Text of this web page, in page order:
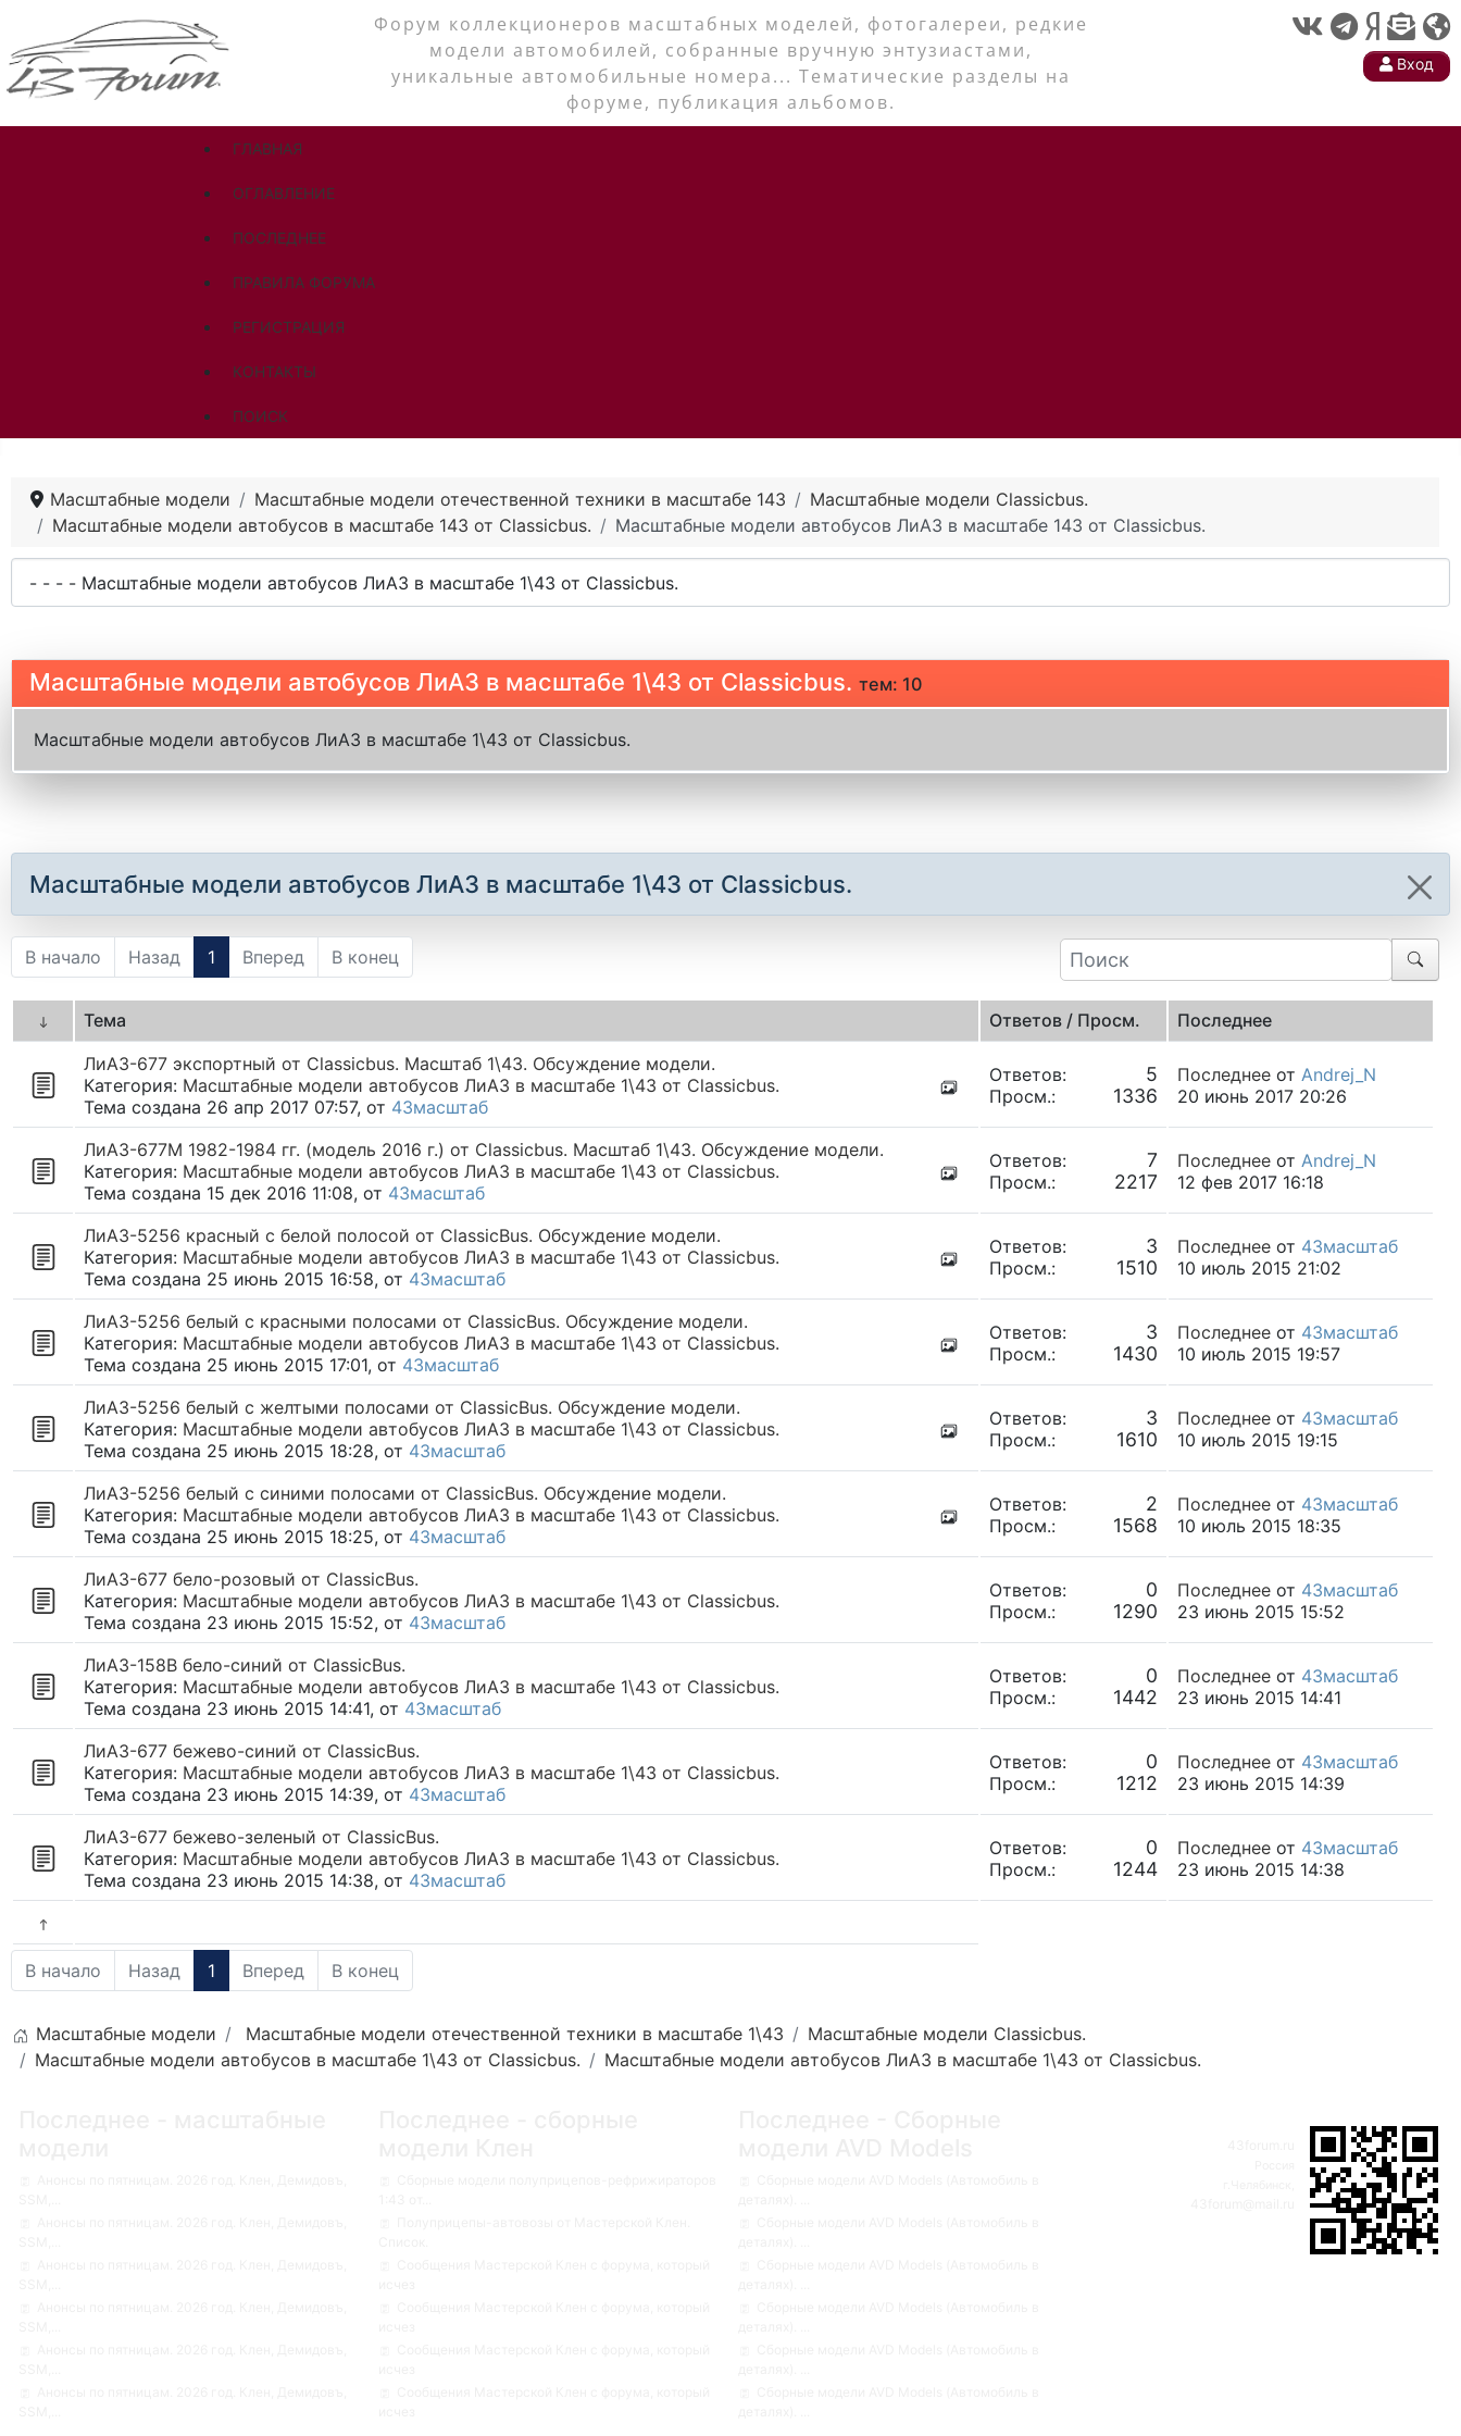
Форум коллекционеров масштабных моделей, фотогалереи, редкие
модели автомобилей, собранные вручную энтузиастами,
уникальные автомобильные номера... Тематические разделы на
форуме, публикация альбомов.
Вход
ГЛАВНАЯ
ОГЛАВЛЕНИЕ
ПОСЛЕДНЕЕ
ПРАВИЛА ФОРУМА
РЕГИСТРАЦИЯ
КОНТАКТЫ
ПОИСК
Масштабные модели Масштабные модели отечественной техники в масштабе 143
Масштабные модели Classicbus.
Масштабные модели автобусов в масштабе 143 от Classicbus.
Масштабные модели автобусов ЛиАЗ в масштабе 143 от Classicbus.
Масштабные модели автобусов ЛиАЗ в масштабе 1\43 от Classicbus. тем: 10
Масштабные модели автобусов ЛиАЗ в масштабе 1\43 от Classicbus.
Масштабные модели автобусов ЛиАЗ в масштабе 1\43 от Classicbus.
В начало Назад 1 Вперед В конец
Тема Ответов / Просм.
Последнее
ЛиАЗ-677 экспортный от Classicbus. Масштаб 1\43. Обсуждение модели.
Категория: Масштабные модели автобусов ЛиАЗ в масштабе 1\43 от Classicbus.
Тема создана 26 апр 2017 07:57, от 43масштаб
Ответов: 5
Просм.: 1336
Последнее от Andrej_N
20 июнь 2017 20:26
ЛиАЗ-677М 1982-1984 гг. (модель 2016 г.) от Classicbus. Масштаб 1\43. Обсуждение модели.
Категория: Масштабные модели автобусов ЛиАЗ в масштабе 1\43 от Classicbus.
Тема создана 15 дек 2016 11:08, от 43масштаб
Ответов: 7
Просм.: 2217
Последнее от Andrej_N
12 фев 2017 16:18
ЛиАЗ-5256 красный с белой полосой от ClassicBus. Обсуждение модели.
Категория: Масштабные модели автобусов ЛиАЗ в масштабе 1\43 от Classicbus.
Тема создана 25 июнь 2015 16:58, от 43масштаб
Ответов: 3
Просм.: 1510
Последнее от 43масштаб
10 июль 2015 21:02
ЛиАЗ-5256 белый с красными полосами от ClassicBus. Обсуждение модели.
Категория: Масштабные модели автобусов ЛиАЗ в масштабе 1\43 от Classicbus.
Тема создана 25 июнь 2015 17:01, от 43масштаб
Ответов: 3
Просм.: 1430
Последнее от 43масштаб
10 июль 2015 19:57
ЛиАЗ-5256 белый с желтыми полосами от ClassicBus. Обсуждение модели.
Категория: Масштабные модели автобусов ЛиАЗ в масштабе 1\43 от Classicbus.
Тема создана 25 июнь 2015 18:28, от 43масштаб
Ответов: 3
Просм.: 1610
Последнее от 43масштаб
10 июль 2015 19:15
ЛиАЗ-5256 белый с синими полосами от ClassicBus. Обсуждение модели.
Категория: Масштабные модели автобусов ЛиАЗ в масштабе 1\43 от Classicbus.
Тема создана 25 июнь 2015 18:25, от 43масштаб
Ответов: 2
Просм.: 1568
Последнее от 43масштаб
10 июль 2015 18:35
ЛиАЗ-677 бело-розовый от ClassicBus.
Категория: Масштабные модели автобусов ЛиАЗ в масштабе 1\43 от Classicbus.
Тема создана 23 июнь 2015 15:52, от 43масштаб
Ответов: 0
Просм.: 1290
Последнее от 43масштаб
23 июнь 2015 15:52
ЛиАЗ-158В бело-синий от ClassicBus.
Категория: Масштабные модели автобусов ЛиАЗ в масштабе 1\43 от Classicbus.
Тема создана 23 июнь 2015 14:41, от 43масштаб
Ответов: 0
Просм.: 1442
Последнее от 43масштаб
23 июнь 2015 14:41
ЛиАЗ-677 бежево-синий от ClassicBus.
Категория: Масштабные модели автобусов ЛиАЗ в масштабе 1\43 от Classicbus.
Тема создана 23 июнь 2015 14:39, от 43масштаб
Ответов: 0
Просм.: 1212
Последнее от 43масштаб
23 июнь 2015 14:39
ЛиАЗ-677 бежево-зеленый от ClassicBus.
Категория: Масштабные модели автобусов ЛиАЗ в масштабе 1\43 от Classicbus.
Тема создана 23 июнь 2015 14:38, от 43масштаб
Ответов: 0
Просм.: 1244
Последнее от 43масштаб
23 июнь 2015 14:38
В начало Назад 1 Вперед В конец
Масштабные модели Масштабные модели отечественной техники в масштабе 1\43
Масштабные модели Classicbus.
Масштабные модели автобусов в масштабе 1\43 от Classicbus.
Масштабные модели автобусов ЛиАЗ в масштабе 1\43 от Classicbus.